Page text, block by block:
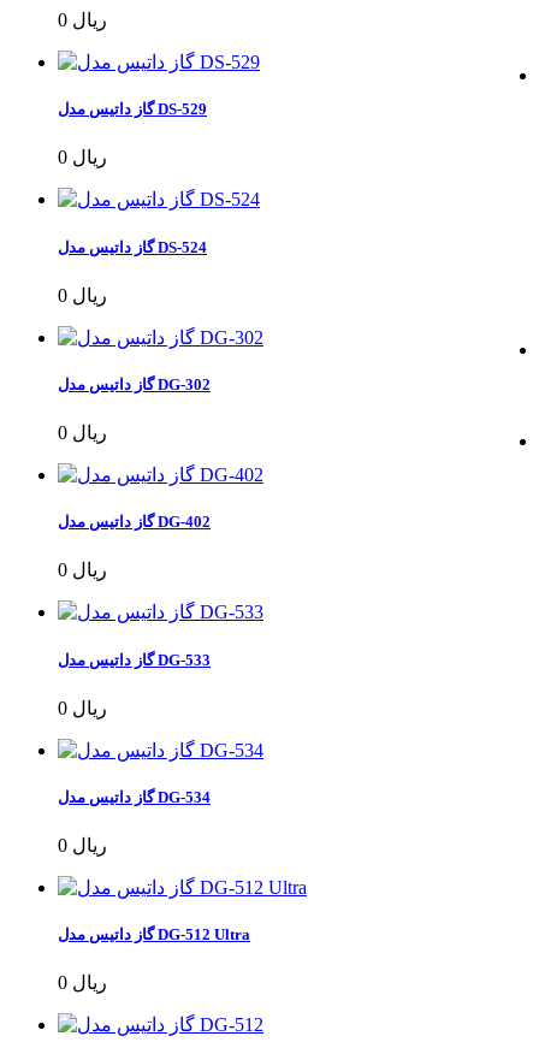
0 ریال
گاز داتیس مدل DS-529
0 ریال
گاز داتیس مدل DS-524
0 ریال
گاز داتیس مدل DG-302
0 ریال
گاز داتیس مدل DG-402
0 ریال
گاز داتیس مدل DG-533
0 ریال
گاز داتیس مدل DG-534
0 ریال
گاز داتیس مدل DG-512 Ultra
0 ریال